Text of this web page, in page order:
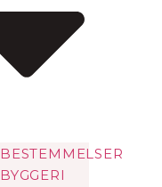
BESTEMMELSER
BYGGERI